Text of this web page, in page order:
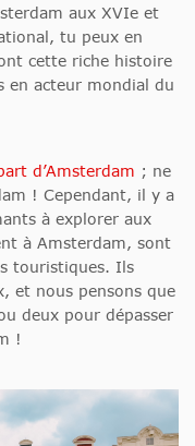
aux XVIe et
tu peux en
cette riche histoire
en acteur mondial du
d’Amsterdam ; ne
! Cependant, il y a
à explorer aux
à Amsterdam, sont
touristiques. Ils
et nous pensons que
deux pour dépasser
!